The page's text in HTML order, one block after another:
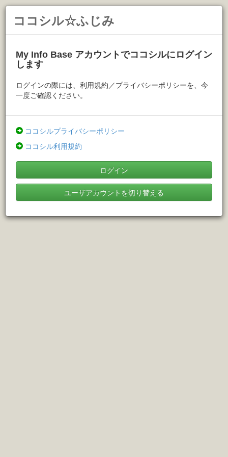
ココシル☆ふじみ
My Info Base アカウントでココシルにログイン
します
ログインの際には、利用規約／プライバシーポリシーを、今
一度ご確認ください。
ココシルプライバシーポリシー
ココシル利用規約
ログイン
ユーザアカウントを切り替える